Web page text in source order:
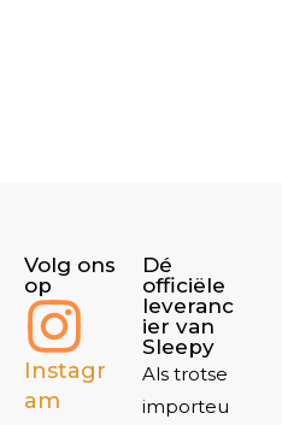
Volg ons
op
Instagr
am
Dé
officiële
leveranc
ier van
Sleepy
Als trotse
importeu